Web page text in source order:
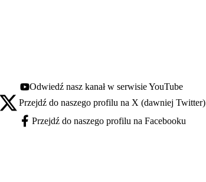
Youtube - otwiera się w nowej karcie
Odwiedź nasz kanał w serwisie YouTube
X - otwiera się w nowej karcie
Przejdź do naszego profilu na X (dawniej Twitter)
Facebook - otwiera się w nowej karcie
Przejdź do naszego profilu na Facebooku